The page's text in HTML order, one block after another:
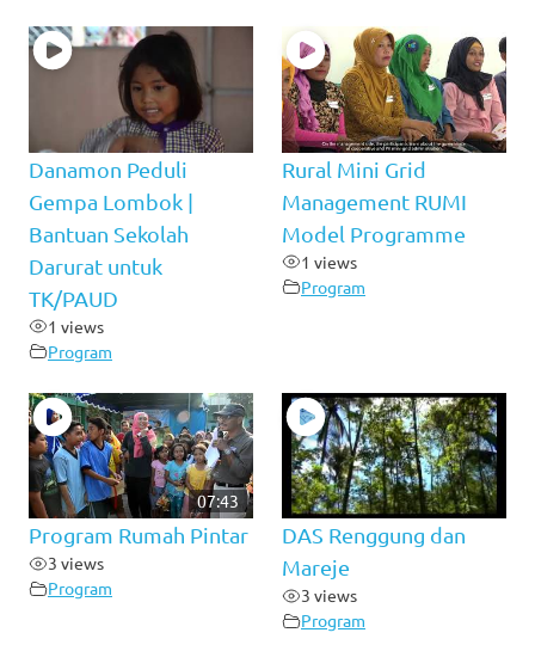
Danamon Peduli
Gempa Lombok |
Bantuan Sekolah
Darurat untuk
TK/PAUD
1 views
Program
Rural Mini Grid
Management RUMI
Model Programme
1 views
Program
07:43
Program Rumah Pintar
3 views
Program
DAS Renggung dan
Mareje
3 views
Program